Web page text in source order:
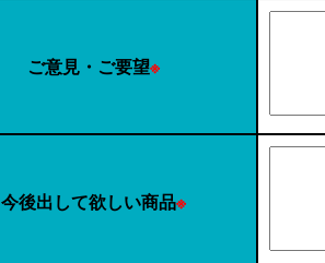
ご意見・ご要望※
今後出して欲しい商品※